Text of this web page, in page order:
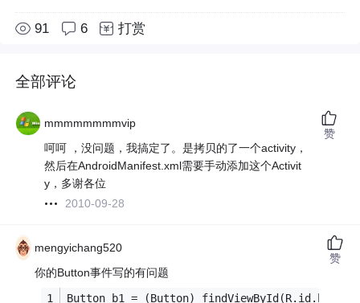
91 6 打赏
全部评论
mmmmmmmmvip
呵呵 ，没问题，我搞定了。是拷贝的了一个activity，
然后在AndroidManifest.xml需要手动添加这个Activit
y，多谢各位
2010-09-28
赞
mengyichang520
你的Button事件写的有问题
Button b1 = (Button) findViewById(R.id.btn1);
赞